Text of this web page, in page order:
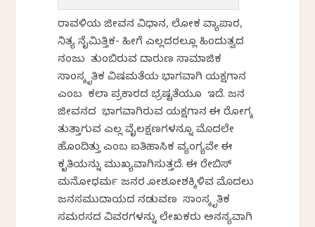
ರಾವಳಿಯ ಜೀವನ ವಿಧಾನ, ಲೋಕ ವ್ಯಾಪಾರ,
ನಿತ್ಯ ನೈಮಿತ್ತಿಕ- ಹೀಗೆ ಎಲ್ಲದರಲ್ಲೂ ಹಿಂದುತ್ವದ
ನಂಜು ತುಂಬಿರುವ ದಾರುಣ ಸಾಮಾಜಿಕ
ಸಾಂಸ್ಕೃತಿಕ ವಿಷಮತೆಯ ಭಾಗವಾಗಿ ಯಕ್ಷಗಾನ
ಎಂಬ ಕಲಾ ಪ್ರಕಾರದ ಭ್ರಷ್ಟತೆಯೂ ಇದೆ. ಜನ
ಜೀವನದ ಭಾಗವಾಗಿರುವ ಯಕ್ಷಗಾನ ಈ ರೋಗಕ್ಕೆ
ತುತ್ತಾಗುವ ಎಲ್ಲ ವೈಲಕ್ಷಣಗಳನ್ನೂ ಮೊದಲೇ
ಹೊಂದಿತ್ತು ಎಂಬ ಐತಿಹಾಸಿಕ ವ್ಯಂಗ್ಯವೇ ಈ
ಕೃತಿಯನ್ನು ಮುಖ್ಯವಾಗಿಸುತ್ತದೆ. ಈ ರೇಬಿಸ್‌
ಮನೋಧರ್ಮ ಜನರ ಕೋಶಕೋಶಕ್ಕಿಳಿವ ಮೊದಲು
ಜನಸಮುದಾಯದ ನಡುವಣ ಸಾಂಸ್ಕೃತಿಕ
ಸಮರಸದ ವಿವರಗಳನ್ನು ಲೇಖಕರು ಅನನ್ಯವಾಗಿ